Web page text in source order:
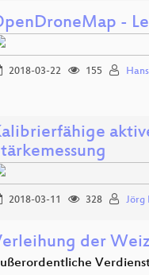
-
2018-03-22 155
2018-03-11 328 Jörg
der